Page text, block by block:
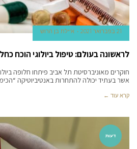
21 בפברואר 2021 איילת בן הרוש
לראשונה בעולם: טיפול ביולוגי הוכח
חוקרים מאוניברסיטת תל אביב פיתחו חלופה
אשר בעתיד יכולה להתחרות באנטיביוטיקה
קרא עוד ←
דעות